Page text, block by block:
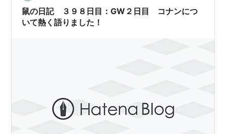
鼠の日記 ３９８日目：GW２日目 コナンにつ
いて熱く語りました！